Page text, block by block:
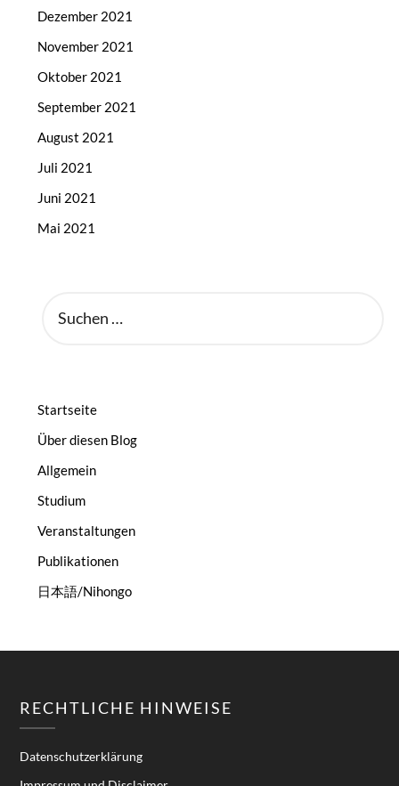
Dezember 2021
November 2021
Oktober 2021
September 2021
August 2021
Juli 2021
Juni 2021
Mai 2021
NACH:
Startseite
Über diesen Blog
Allgemein
Studium
Veranstaltungen
Publikationen
日本語/Nihongo
RECHTLICHE HINWEISE
Datenschutzerklärung